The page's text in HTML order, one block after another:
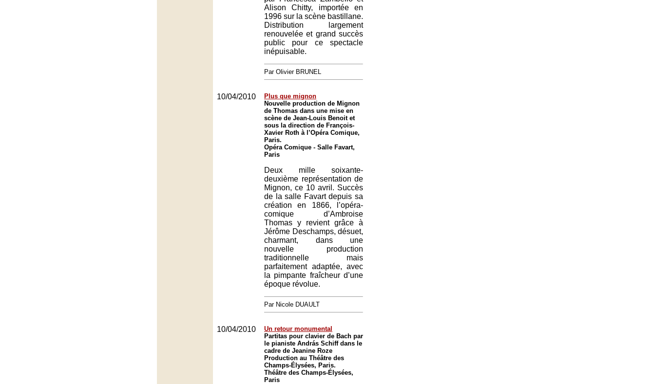
Alison Chitty, importée en
1996 sur la scène bastillane.
Distribution largement
renouvelée et grand succès
public pour ce spectacle
inépuisable.
Par Olivier BRUNEL
10/04/2010
Plus que mignon
Nouvelle production de Mignon
de Thomas dans une mise en
scène de Jean-Louis Benoit et
sous la direction de François-
Xavier Roth à l’Opéra Comique,
Paris.
Opéra Comique - Salle Favart,
Paris
Deux mille soixante-
deuxième représentation de
Mignon, ce 10 avril. Succès
de la salle Favart depuis sa
création en 1866, l’opéra-
comique d’Ambroise
Thomas y revient grâce à
Jérôme Deschamps, désuet,
charmant, dans une
nouvelle production
traditionnelle mais
parfaitement adaptée, avec
la pimpante fraîcheur d’une
époque révolue.
Par Nicole DUAULT
10/04/2010
Un retour monumental
Partitas pour clavier de Bach par
le pianiste András Schiff dans le
cadre de Jeanine Roze
Production au Théâtre des
Champs-Élysées, Paris.
Théâtre des Champs-Élysées,
Paris